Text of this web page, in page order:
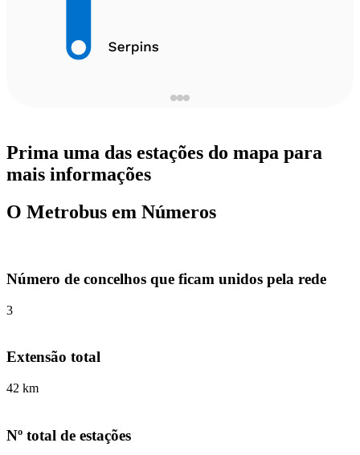
Prima uma das estações do mapa para
mais informações
O Metrobus em Números
Número de concelhos que ficam unidos pela rede
3
Extensão total
42 km
Nº total de estações